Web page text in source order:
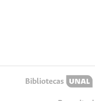
Bibliotecas